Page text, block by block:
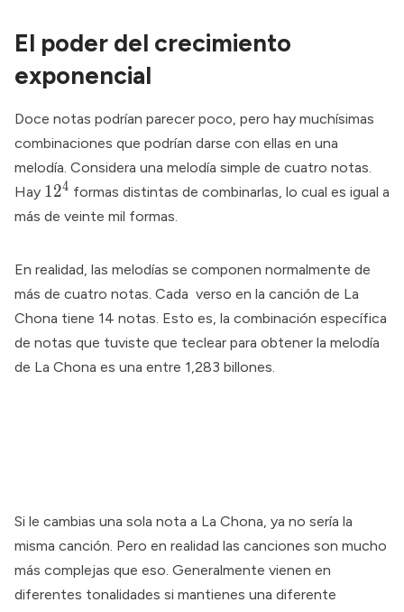
El poder del crecimiento
exponencial
Doce notas podrían parecer poco, pero hay muchísimas
combinaciones que podrían darse con ellas en una
melodía. Considera una melodía simple de cuatro notas.
Hay 12^4
124 formas distintas de combinarlas, lo cual es igual a
más de veinte mil formas.
En realidad, las melodías se componen normalmente de
más de cuatro notas. Cada verso en la canción de La
Chona tiene 14 notas. Esto es, la combinación específica
de notas que tuviste que teclear para obtener la melodía
de La Chona es una entre 1,283 billones.
Si le cambias una sola nota a La Chona, ya no sería la
misma canción. Pero en realidad las canciones son mucho
más complejas que eso. Generalmente vienen en
diferentes tonalidades si mantienes una diferente